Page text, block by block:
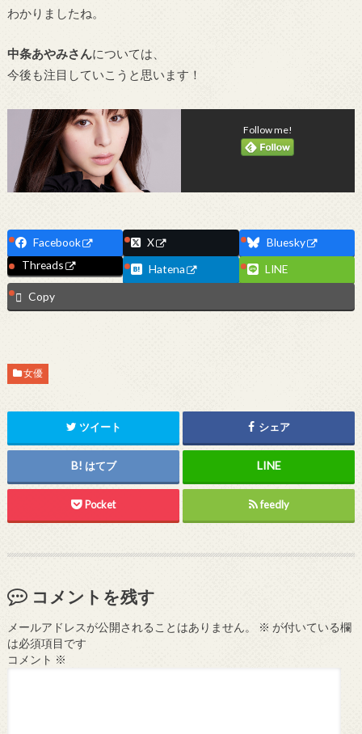
わかりましたね。
中条あやみさんについては、
今後も注目していこうと思います！
Follow me!
Facebook X
Bluesky
Threads
Hatena
LINE
Copy
女優
ツイート シェア
はてブ
Pocket feedly
コメントを残す
メールアドレスが公開されることはありません。 ※ が付いている欄
は必須項目です
コメント ※